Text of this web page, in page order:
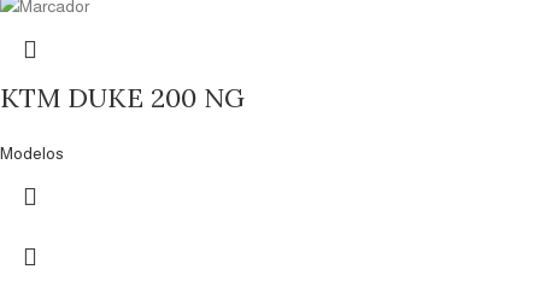
KTM DUKE 200 NG
Modelos